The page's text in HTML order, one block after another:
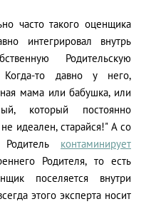
часто такого оценщика
интегрировал внутрь
Родительскую
Когда-то давно у него,
мама или бабушка, или
который постоянно
идеален, старайся!" А со
контаминирует
Родителя, то есть
поселяется внутри
этого эксперта носит